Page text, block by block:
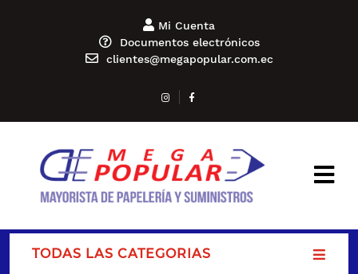
Mi Cuenta
Documentos electrónicos
clientes@megapopular.com.ec
TODAS LAS CATEGORIAS